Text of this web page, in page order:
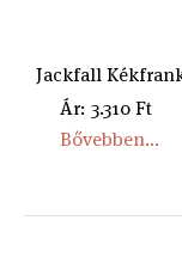
Jackfall
Ár: 3.310 Ft
Bővebben...